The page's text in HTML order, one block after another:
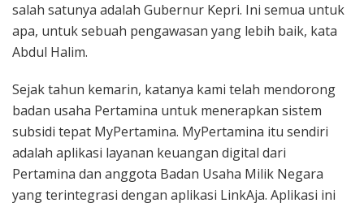
salah satunya adalah Gubernur Kepri. Ini semua untuk
apa, untuk sebuah pengawasan yang lebih baik, kata
Abdul Halim.
Sejak tahun kemarin, katanya kami telah mendorong
badan usaha Pertamina untuk menerapkan sistem
subsidi tepat MyPertamina. MyPertamina itu sendiri
adalah aplikasi layanan keuangan digital dari
Pertamina dan anggota Badan Usaha Milik Negara
yang terintegrasi dengan aplikasi LinkAja. Aplikasi ini